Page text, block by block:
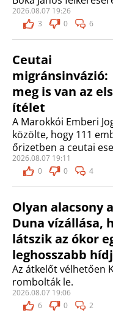
2026.08.07 19:26
3
0 6
Ceutai
migránsinvázió:
meg is van az
ítélet
A Marokkói Emberi
közölte, hogy 111
őrizetben a ceutai
2026.08.07 19:11
0
0 4
Olyan alacsony a
Duna vízállása,
látszik az ókor
leghosszabb
Az átkelőt vélhetően
rombolták le.
2026.08.07 19:06
6
0 2